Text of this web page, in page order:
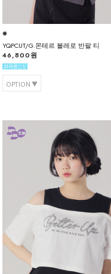
YQPCUT/G.몬테르 볼레로 반팔 티
46,800원
OPTION